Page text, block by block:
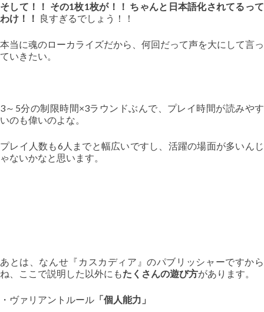
そして！！ その1枚1枚が！！ ちゃんと日本語化されてるって
わけ！！ 良すぎるでしょう！！
本当に魂のローカライズだから、何回だって声を大にして言っ
ていきたい。
3～5分の制限時間×3ラウンドぶんで、プレイ時間が読みやす
いのも偉いのよな。
プレイ人数も6人までと幅広いですし、活躍の場面が多いんじ
ゃないかなと思います。
あとは、なんせ『カスカディア』のパブリッシャーですから
ね、ここで説明した以外にもたくさんの遊び方があります。
・ヴァリアントルール 「個人能力」